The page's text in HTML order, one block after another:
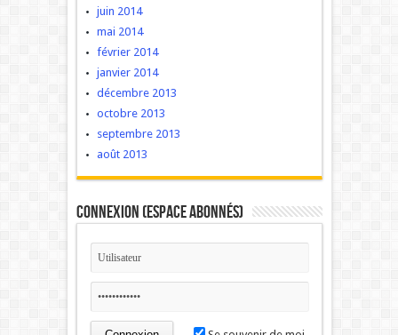
juin 2014
mai 2014
février 2014
janvier 2014
décembre 2013
octobre 2013
septembre 2013
août 2013
Connexion (Espace Abonnés)